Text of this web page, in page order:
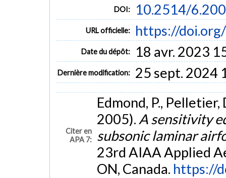
DOI: 10.2514/
URL officielle: https://
Date du dépôt: 18 avr. 2023
Dernière modification: 25 sept. 2024
Citer en
APA 7:
Edmond, P., Pelletier,
2005). A sensitivity
subsonic laminar
23rd AIAA Applied
ON, Canada. https://